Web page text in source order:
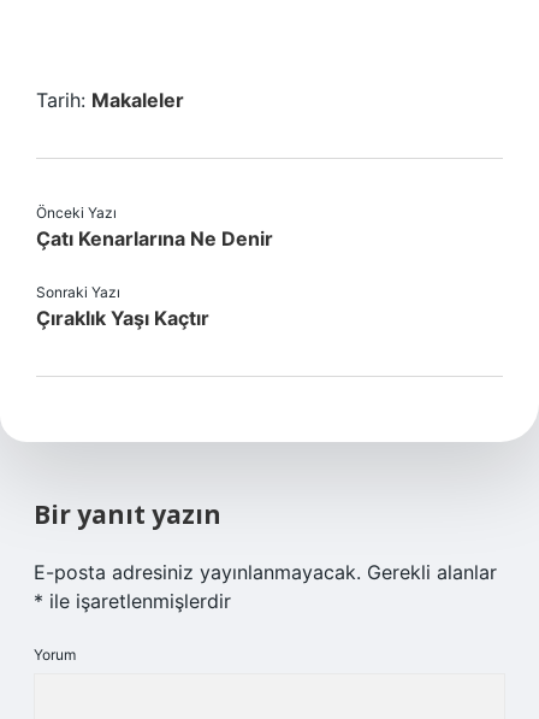
Tarih: Makaleler
Önceki Yazı
Çatı Kenarlarına Ne Denir
Sonraki Yazı
Çıraklık Yaşı Kaçtır
Bir yanıt yazın
E-posta adresiniz yayınlanmayacak. Gerekli alanlar
* ile işaretlenmişlerdir
Yorum